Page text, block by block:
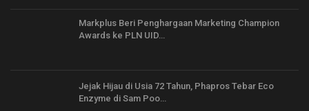
Markplus Beri Penghargaan Marketing Champion
Awards ke PLN UID…
Jejak Hijau di Usia 72 Tahun, Phapros Tebar Eco
Enzyme di Sam Poo…